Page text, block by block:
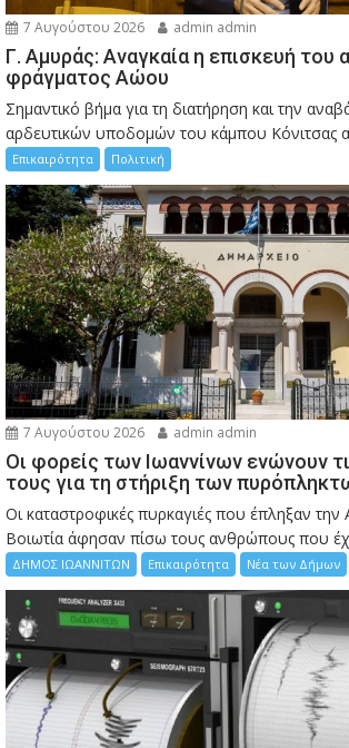
7 Αυγούστου 2026 admin admin
Γ. Αμυράς: Αναγκαία η επισκευή του
φράγματος Αώου
Σημαντικό βήμα για τη διατήρηση και την
αρδευτικών υποδομών του κάμπου Κόνιτσας
Επικαιρότητα Πολιτική
7 Αυγούστου 2026 admin admin
Οι φορείς των Ιωαννίνων ενώνουν
τους για τη στήριξη των
Οι καταστροφικές πυρκαγιές που έπληξαν την
Bοιωτία άφησαν πίσω τους ανθρώπους που
ΔΗΜΟΣ ΙΩΑΝΝΙΤΩΝ Επικαιρότητα Νέα των Δήμων